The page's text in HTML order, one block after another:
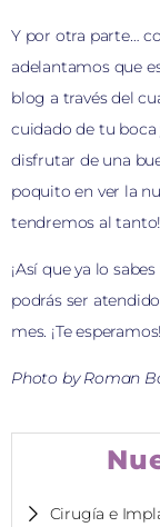
Y por otra parte…
adelantamos que
blog a través del
cuidado de tu boca
disfrutar de una
poquito en ver la
tendremos al tanto!
¡Así que ya lo
podrás ser
mes. ¡Te esperamos!
Photo by Roman
Cirugía e